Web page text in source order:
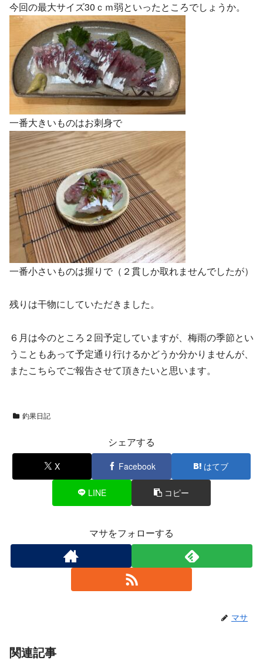
今回の最大サイズ30ｃｍ弱といったところでしょうか。
一番大きいものはお刺身で
一番小さいものは握りで（２貫しか取れませんでしたが）
残りは干物にしていただきました。
６月は今のところ２回予定していますが、梅雨の季節とい
うこともあって予定通り行けるかどうか分かりませんが、
またこちらでご報告させて頂きたいと思います。
釣果日記
シェアする
X Facebook はてブ
LINE コピー
マサをフォローする
マサ
関連記事